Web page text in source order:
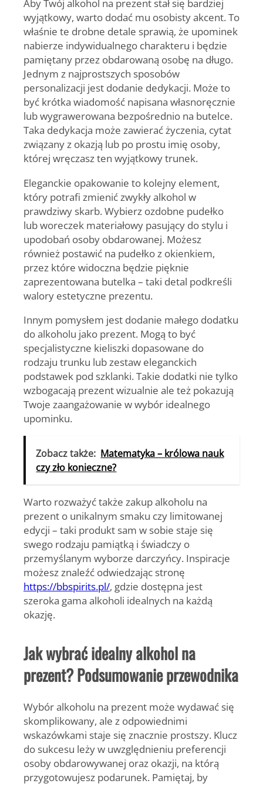
Aby Twój alkohol na prezent stał się bardziej
wyjątkowy, warto dodać mu osobisty akcent. To
właśnie te drobne detale sprawią, że upominek
nabierze indywidualnego charakteru i będzie
pamiętany przez obdarowaną osobę na długo.
Jednym z najprostszych sposobów
personalizacji jest dodanie dedykacji. Może to
być krótka wiadomość napisana własnoręcznie
lub wygrawerowana bezpośrednio na butelce.
Taka dedykacja może zawierać życzenia, cytat
związany z okazją lub po prostu imię osoby,
której wręczasz ten wyjątkowy trunek.
Eleganckie opakowanie to kolejny element,
który potrafi zmienić zwykły alkohol w
prawdziwy skarb. Wybierz ozdobne pudełko
lub woreczek materiałowy pasujący do stylu i
upodobań osoby obdarowanej. Możesz
również postawić na pudełko z okienkiem,
przez które widoczna będzie pięknie
zaprezentowana butelka – taki detal podkreśli
walory estetyczne prezentu.
Innym pomysłem jest dodanie małego dodatku
do alkoholu jako prezent. Mogą to być
specjalistyczne kieliszki dopasowane do
rodzaju trunku lub zestaw eleganckich
podstawek pod szklanki. Takie dodatki nie tylko
wzbogacają prezent wizualnie ale też pokazują
Twoje zaangażowanie w wybór idealnego
upominku.
Zobacz także: Matematyka – królowa nauk
czy zło konieczne?
Warto rozważyć także zakupalkoholu na
prezent o unikalnym smaku czy limitowanej
edycji – taki produkt sam w sobie staje się
swego rodzaju pamiątką i świadczy o
przemyślanym wyborze darczyńcy. Inspiracje
możesz znaleźć odwiedzając stronę
https://bbspirits.pl/, gdzie dostępna jest
szeroka gama alkoholi idealnych na każdą
okazję.
Jak wybrać idealny alkohol na
prezent? Podsumowanie przewodnika
Wybóralkoholu na prezent może wydawać się
skomplikowany, ale z odpowiednimi
wskazówkami staje się znacznie prostszy. Klucz
do sukcesu leży w uwzględnieniu preferencji
osoby obdarowywanej oraz okazji, na którą
przygotowujesz podarunek. Pamiętaj, by